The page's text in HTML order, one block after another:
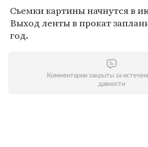
Съемки картины начнутся в
Выход ленты в прокат
год.
Комментарии закрыты за
давности